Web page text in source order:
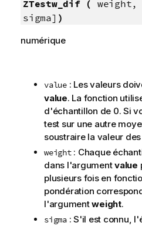
ZTestw_dif (
sigma] )
numérique
value: Les valeurs
value. La fonction
d'échantillon de 0. Si
test sur une autre
soustraire la valeur
weight: Chaque
dans l'argumentvalue
plusieurs fois en
pondération
l'argumentweight.
sigma: S'il est connu,